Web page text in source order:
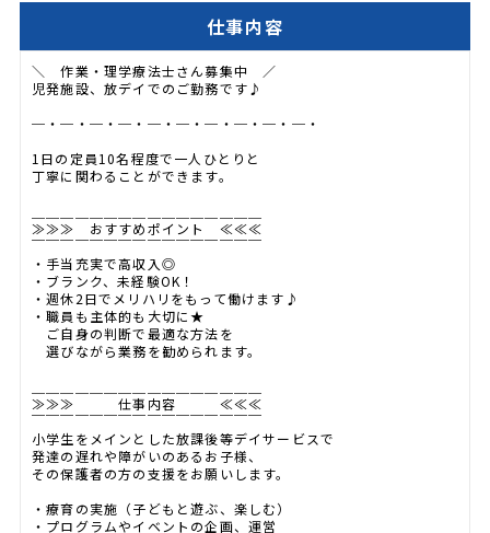
仕事内容
＼ 作業・理学療法士さん募集中 ／
児発施設、放デイでのご勤務です♪
─・─・─・─・─・─・─・─・─・─・
1日の定員10名程度で一人ひとりと
丁寧に関わることができます。
≫≫≫ おすすめポイント ≪≪≪
￣￣￣￣￣￣￣￣￣￣￣￣￣￣￣￣
・手当充実で高収入◎
・ブランク、未経験OK！
・週休2日でメリハリをもって働けます♪
・職員も主体的も大切に★
ご自身の判断で最適な方法を
選びながら業務を勧められます。
≫≫≫ 仕事内容 ≪≪≪
￣￣￣￣￣￣￣￣￣￣￣￣￣￣￣￣
小学生をメインとした放課後等デイサービスで
発達の遅れや障がいのあるお子様、
その保護者の方の支援をお願いします。
・療育の実施（子どもと遊ぶ、楽しむ）
・プログラムやイベントの企画、運営